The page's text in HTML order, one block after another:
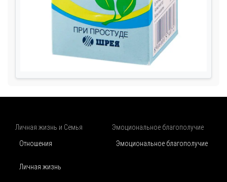
Личная жизнь и Семья
Отношения
Личная жизнь
Эмоциональное благополучие
Эмоциональное благополучие